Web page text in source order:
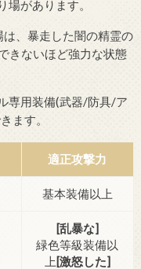
場があります。
、暴走した闇の精霊の
きないほど強力な状態
専用装備(武器/防具/ア
ます。
適正攻撃力
基本装備以上
[乱暴な]
緑色等級装備以
上 [激怒した]